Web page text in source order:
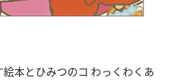
本とひみつのコ わっくわくあ